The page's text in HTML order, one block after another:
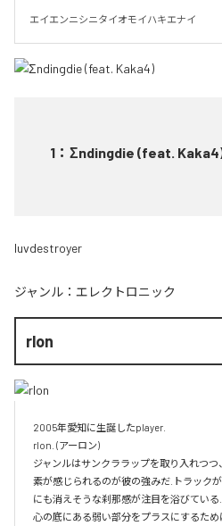
エイエンニシニタイオモイハキエナイ
1 ： Σndingdie (feat.
luvdestroyer
ジャンル： エレクトロニック
rlon
2005年愛知に生誕したplayer.
rlon. (アーロン)
ジャンルはサンクララップを取り入れつ
素が感じられるのが彼の強みだ.トラック
にも消えそうな刹那感が注目を浴びている.
心の底にある弱い部分をプラスにするた